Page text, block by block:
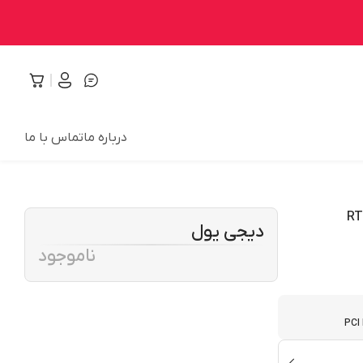
درباره ماتماس با ما
دیجی یول
ناموجود